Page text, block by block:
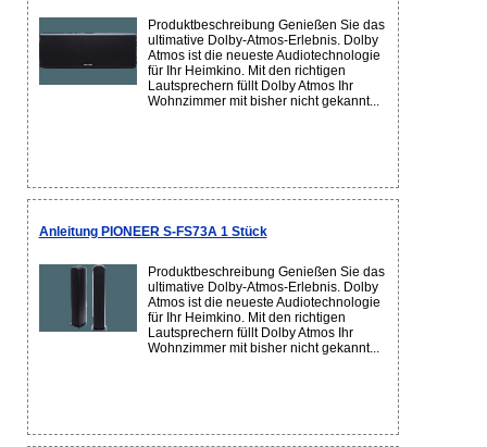
Produktbeschreibung Genießen Sie das
ultimative Dolby-Atmos-Erlebnis. Dolby
Atmos ist die neueste Audiotechnologie
für Ihr Heimkino. Mit den richtigen
Lautsprechern füllt Dolby Atmos Ihr
Wohnzimmer mit bisher nicht gekannt...
Anleitung PIONEER S-FS73A 1 Stück
Produktbeschreibung Genießen Sie das
ultimative Dolby-Atmos-Erlebnis. Dolby
Atmos ist die neueste Audiotechnologie
für Ihr Heimkino. Mit den richtigen
Lautsprechern füllt Dolby Atmos Ihr
Wohnzimmer mit bisher nicht gekannt...